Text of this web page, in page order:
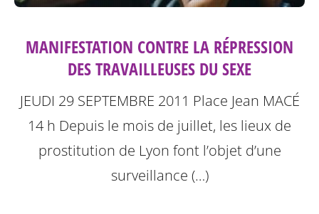
MANIFESTATION CONTRE LA RÉPRESSION
DES TRAVAILLEUSES DU SEXE
JEUDI 29 SEPTEMBRE 2011 Place Jean MACÉ
14 h Depuis le mois de juillet, les lieux de
prostitution de Lyon font l’objet d’une
surveillance (…)